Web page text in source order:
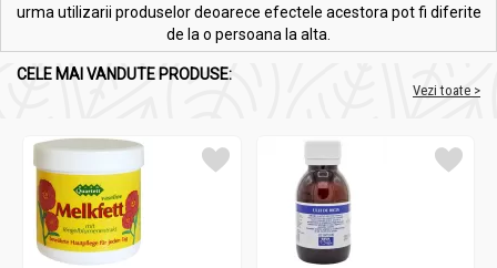
urma utilizarii produselor deoarece efectele acestora pot fi diferite
de la o persoana la alta.
CELE MAI VANDUTE PRODUSE:
Vezi toate >